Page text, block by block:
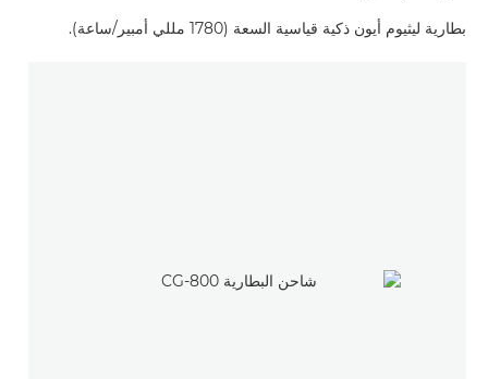
بطارية ليثيوم أيون ذكية قياسية السعة (1780 مللي أمبير/ساعة).